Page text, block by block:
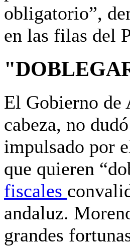
obligatorio”,
en las filas del
El Gobierno de
cabeza, no
impulsado por
que quieren
fiscales
andaluz.
grandes